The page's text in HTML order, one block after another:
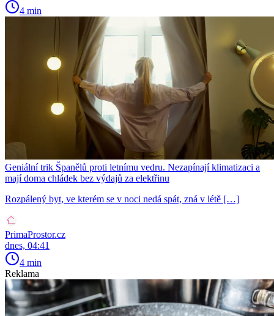
4 min
Geniální trik Španělů proti letnímu vedru. Nezapínají klimatizaci a
mají doma chládek bez výdajů za elektřinu
Rozpálený byt, ve kterém se v noci nedá spát, zná v létě […]
PrimaProstor.cz
dnes, 04:41
4 min
Reklama